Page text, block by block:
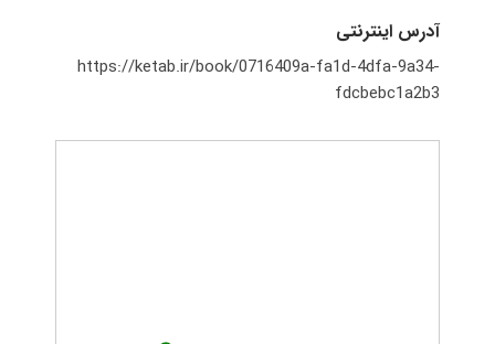
آدرس اینترنتی
https://ketab.ir/book/0716409a-fa1d-4dfa-9a34-
fdcbebc1a2b3